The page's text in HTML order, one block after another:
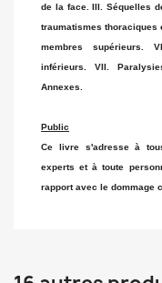
de la face. III. Séquelles
traumatismes thoraciques
membres supérieurs.
inférieurs. VII.
Annexes.
Public
Ce livre s'adresse à
experts et à toute
rapport avec le dommage